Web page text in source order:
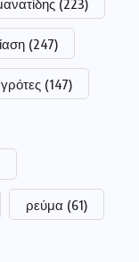
(223)
(247)
(147)
ρεύμα (61)